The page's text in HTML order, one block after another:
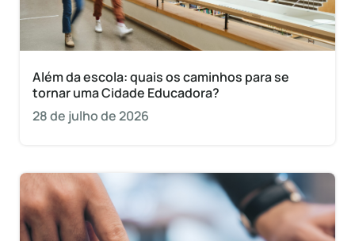
Além da escola: quais os caminhos para se
tornar uma Cidade Educadora?
28 de julho de 2026